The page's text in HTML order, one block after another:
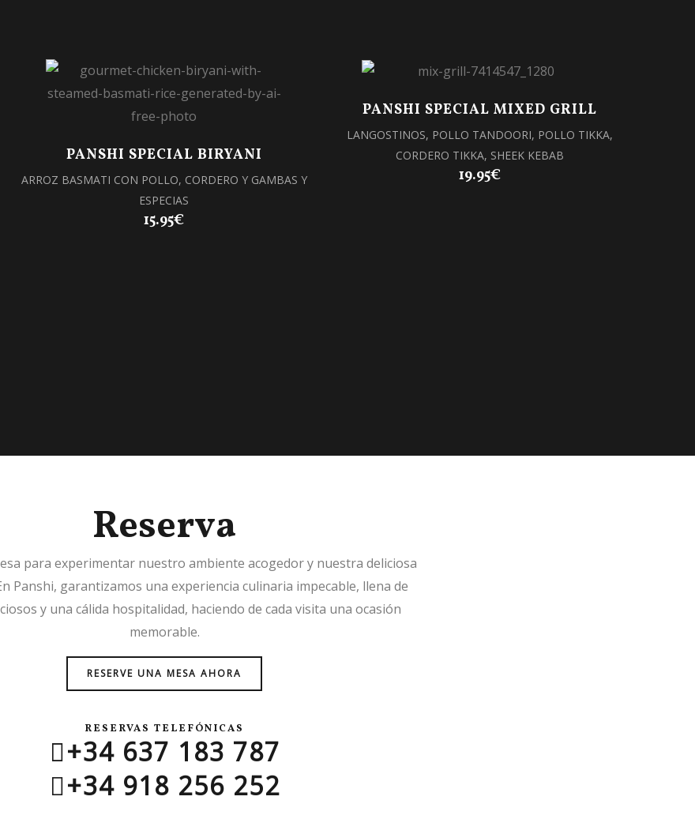
PANSHI SPECIAL BIRYANI
ARROZ BASMATI CON POLLO, CORDERO Y GAMBAS Y
ESPECIAS
15.95€
PANSHI SPECIAL MIXED GRILL
LANGOSTINOS, POLLO TANDOORI, POLLO TIKKA,
CORDERO TIKKA, SHEEK KEBAB
19.95€
Reserva
para experimentar nuestro ambiente acogedor y nuestra deliciosa
Panshi, garantizamos una experiencia culinaria impecable, llena de
y una cálida hospitalidad, haciendo de cada visita una ocasión
memorable.
RESERVE UNA MESA AHORA
RESERVAS TELEFÓNICAS
+34 637 183 787
+34 918 256 252